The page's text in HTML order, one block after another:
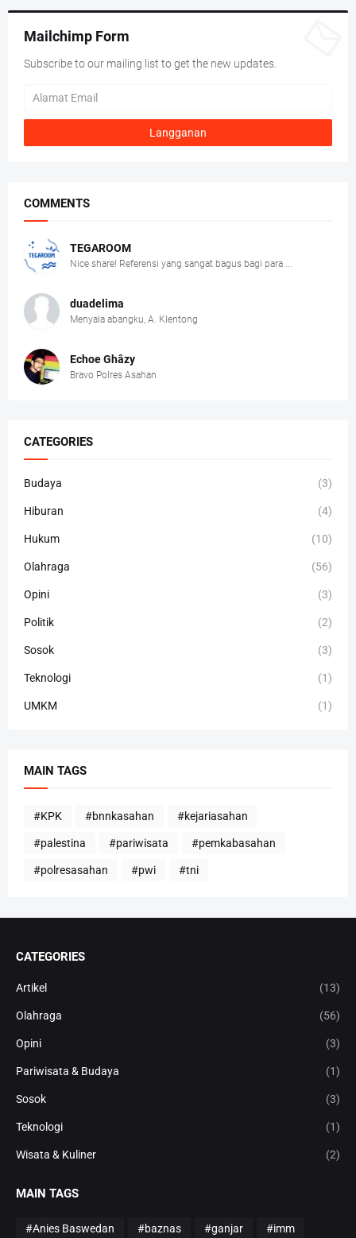
Mailchimp Form
Subscribe to our mailing list to get the new updates.
COMMENTS
TEGAROOM
Nice share! Referensi yang sangat bagus bagi para ...
duadelima
Menyala abangku, A. Klentong
Echoe Ghâzy
Bravo Polres Asahan
CATEGORIES
Budaya (3)
Hiburan (4)
Hukum (10)
Olahraga (56)
Opini (3)
Politik (2)
Sosok (3)
Teknologi (1)
UMKM (1)
MAIN TAGS
#KPK #bnnkasahan #kejariasahan
#palestina #pariwisata #pemkabasahan
#polresasahan #pwi #tni
CATEGORIES
Artikel (13)
Olahraga (56)
Opini (3)
Pariwisata & Budaya (1)
Sosok (3)
Teknologi (1)
Wisata & Kuliner (2)
MAIN TAGS
#Anies Baswedan #baznas #ganjar #imm